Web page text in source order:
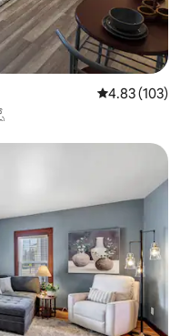
5 ರಲ್ಲಿ 4.83
4.83 (103)